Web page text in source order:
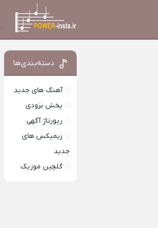
دسته‌بندی‌ها
آهنگ های جدید
پخش بزودی
رپورتاژ آگهی
ریمیکس های
جدید
گلچین موزیک